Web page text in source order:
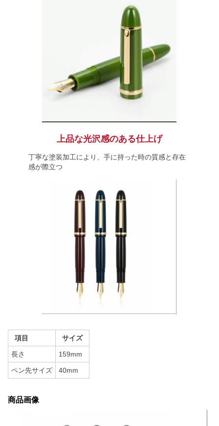
上品な光沢感のある仕上げ
丁寧な塗装加工により、手に持った時の質感と存在
感が際立つ
項目 サイズ
長さ 159mm
ペン先サイズ 40mm
商品画像